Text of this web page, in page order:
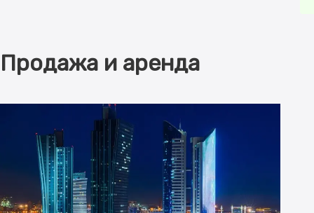
Продажа и аренда